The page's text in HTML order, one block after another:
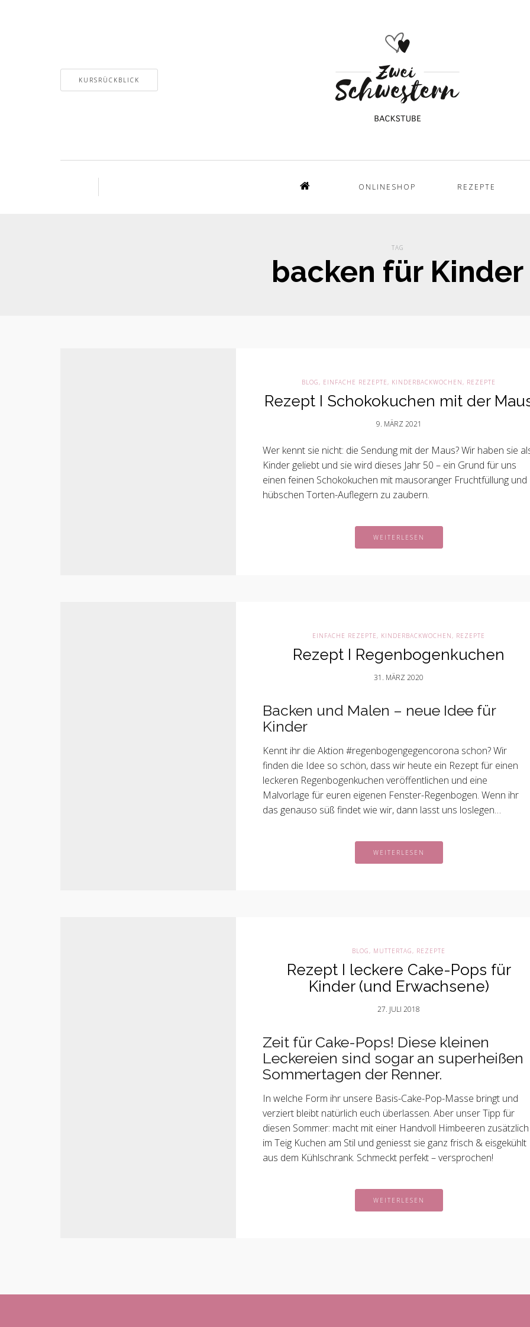
KURSRÜCKBLICK
ONLINESHOP REZEPTE
TAG
backen für Kinder
BLOG, EINFACHE REZEPTE, KINDERBACKWOCHEN, REZEPTE
Rezept I Schokokuchen mit der
9. MÄRZ 2021
Wer kennt sie nicht: die Sendung mit der Maus? Wir haben sie
Kinder geliebt und sie wird dieses Jahr 50 – ein Grund für uns
einen feinen Schokokuchen mit mausoranger Fruchtfüllung und
hübschen Torten-Auflegern zu zaubern.
WEITERLESEN
EINFACHE REZEPTE, KINDERBACKWOCHEN, REZEPTE
Rezept I Regenbogenkuchen
31. MÄRZ 2020
Backen und Malen – neue Idee für
Kinder
Kennt ihr die Aktion #regenbogengegencorona schon? Wir
finden die Idee so schön, dass wir heute ein Rezept für einen
leckeren Regenbogenkuchen veröffentlichen und eine
Malvorlage für euren eigenen Fenster-Regenbogen. Wenn ihr
das genauso süß findet wie wir, dann lasst uns loslegen…
WEITERLESEN
BLOG, MUTTERTAG, REZEPTE
Rezept I leckere Cake-Pops für
Kinder (und Erwachsene)
27. JULI 2018
Zeit für Cake-Pops! Diese kleinen
Leckereien sind sogar an superheißen
Sommertagen der Renner.
In welche Form ihr unsere Basis-Cake-Pop-Masse bringt und
verziert bleibt natürlich euch überlassen. Aber unser Tipp für
diesen Sommer: macht mit einer Handvoll Himbeeren zusätzlich
im Teig Kuchen am Stil und geniesst sie ganz frisch & eisgekühlt
aus dem Kühlschrank. Schmeckt perfekt – versprochen!
WEITERLESEN